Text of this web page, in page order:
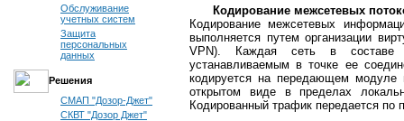
Обслуживание
учетных систем
Защита
персональных
данных
Решения
СМАП "Дозор-Джет"
СКВТ "Дозор Джет"
Кодирование межсетевых
Кодирование межсетевых
выполняется путем организации
VPN). Каждая сеть в
устанавливаемым в точке ее
кодируется на передающем модуле
открытом виде в пределах
Кодированный трафик передается по